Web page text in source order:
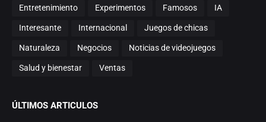
Entretenimiento Experimentos Famosos IA
Interesante Internacional Juegos de chicas
Naturaleza Negocios Noticias de videojuegos
Salud y bienestar Ventas
ÚLTIMOS ARTICULOS